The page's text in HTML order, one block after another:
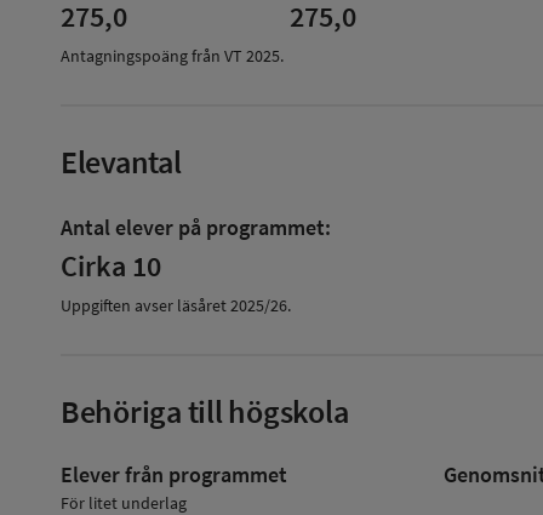
275,0 275,0
Antagningspoäng från VT 2025.
Elevantal
Antal elever på programmet:
Cirka 10
Uppgiften avser läsåret2025/26.
Behöriga till högskola
Elever från programmet
För litet underlag